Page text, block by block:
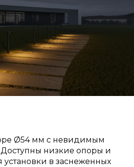
54 мм с невидимым
Доступны низкие опоры и
в заснеженных